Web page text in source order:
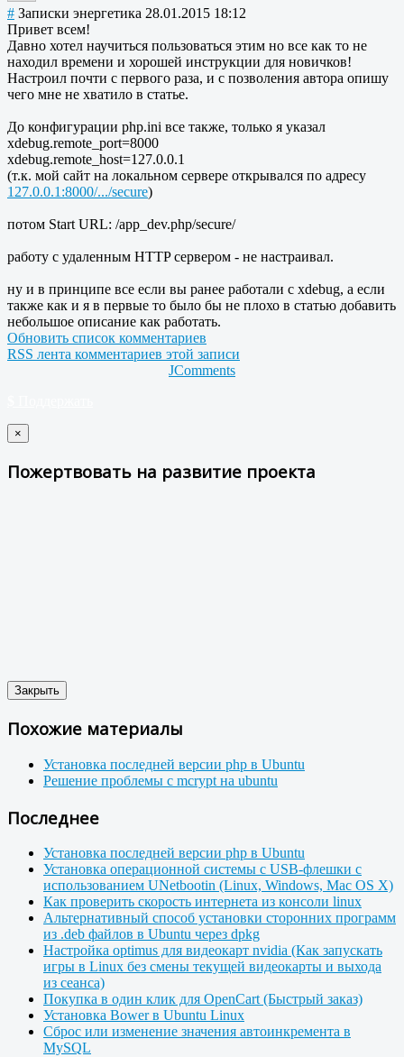
# Записки энергетика 28.01.2015 18:12
Привет всем!
Давно хотел научиться пользоваться этим но все как то не
находил времени и хорошей инструкции для новичков!
Настроил почти с первого раза, и с позволения автора опишу
чего мне не хватило в статье.
До конфигурации php.ini все также, только я указал
xdebug.remote_port=8000
xdebug.remote_host=127.0.0.1
(т.к. мой сайт на локальном сервере открывался по адресу
127.0.0.1:8000/.../secure)
потом Start URL: /app_dev.php/secure/
работу с удаленным HTTP сервером - не настраивал.
ну и в принципе все если вы ранее работали с xdebug, а если
также как и я в первые то было бы не плохо в статью добавить
небольшое описание как работать.
Обновить список комментариев
RSS лента комментариев этой записи
JComments
×
Пожертвовать на развитие проекта
Закрыть
Похожие материалы
Установка последней версии php в Ubuntu
Решение проблемы с mcrypt на ubuntu
Последнее
Установка последней версии php в Ubuntu
Установка операционной системы с USB-флешки c
использованием UNetbootin (Linux, Windows, Mac OS X)
Как проверить скорость интернета из консоли linux
Альтернативный способ установки сторонних программ
из .deb файлов в Ubuntu через dpkg
Настройка optimus для видеокарт nvidia (Как запускать
игры в Linux без смены текущей видеокарты и выхода
из сеанса)
Покупка в один клик для OpenCart (Быстрый заказ)
Установка Bower в Ubuntu Linux
Сброс или изменение значения автоинкремента в
MySQL